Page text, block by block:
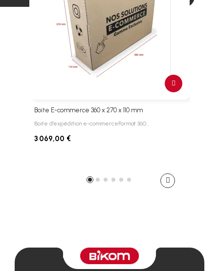
Boite E-commerce 360 x 270 x 110 mm
Boite d'expédition e-commerceFormat 360…
3 069,00 €